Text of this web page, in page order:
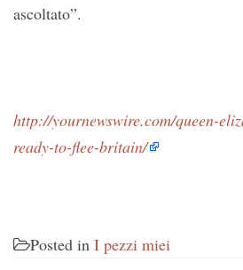
ascoltato”.
http://yournewswire.com/queen-
ready-to-flee-britain/
Posted in I pezzi miei